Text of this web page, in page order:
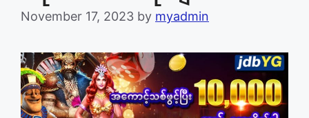
November 17, 2023 by myadmin